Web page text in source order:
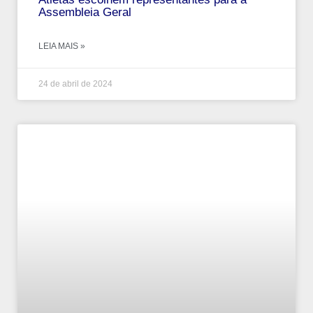
Assembleia Geral
LEIA MAIS »
24 de abril de 2024